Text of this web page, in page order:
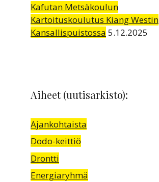
Kafutan Metsäkoulun
Kartoituskoulutus Kiang Westin
Kansallispuistossa 5.12.2025
Aiheet (uutisarkisto):
Ajankohtaista
Dodo-keittiö
Drontti
Energiaryhmä